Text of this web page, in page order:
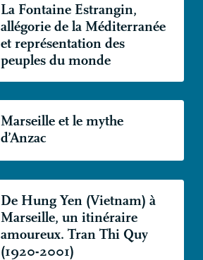
La Fontaine Estrangin,
allégorie de la Méditerranée
et représentation des
peuples du monde
Marseille et le mythe
d’Anzac
De Hung Yen (Vietnam) à
Marseille, un itinéraire
amoureux. Tran Thi Quy
(1920-2001)